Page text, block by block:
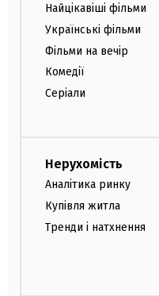
Найцікавіші фільми
Українські фільми
Фільми на вечір
Комедії
Серіали
Нерухомість
Аналітика ринку
Купівля житла
Тренди і натхнення